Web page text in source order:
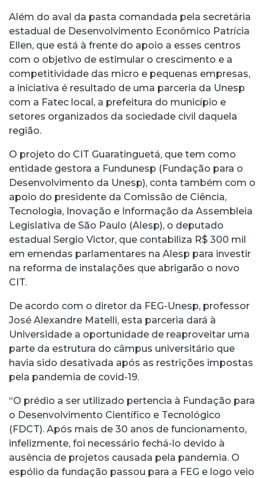
Além do aval da pasta comandada pela secretária
estadual de Desenvolvimento Econômico Patrícia
Ellen, que está à frente do apoio a esses centros
com o objetivo de estimular o crescimento e a
competitividade das micro e pequenas empresas,
a iniciativa é resultado de uma parceria da Unesp
com a Fatec local, a prefeitura do município e
setores organizados da sociedade civil daquela
região.
O projeto do CIT Guaratinguetá, que tem como
entidade gestora a Fundunesp (Fundação para o
Desenvolvimento da Unesp), conta também com o
apoio do presidente da Comissão de Ciência,
Tecnologia, Inovação e Informação da Assembleia
Legislativa de São Paulo (Alesp), o deputado
estadual Sergio Victor, que contabiliza R$ 300 mil
em emendas parlamentares na Alesp para investir
na reforma de instalações que abrigarão o novo
CIT.
De acordo com o diretor da FEG-Unesp, professor
José Alexandre Matelli, esta parceria dará à
Universidade a oportunidade de reaproveitar uma
parte da estrutura do câmpus universitário que
havia sido desativada após as restrições impostas
pela pandemia de covid-19.
“O prédio a ser utilizado pertencia à Fundação para
o Desenvolvimento Científico e Tecnológico
(FDCT). Após mais de 30 anos de funcionamento,
infelizmente, foi necessário fechá-lo devido à
ausência de projetos causada pela pandemia. O
espólio da fundação passou para a FEG e logo veio